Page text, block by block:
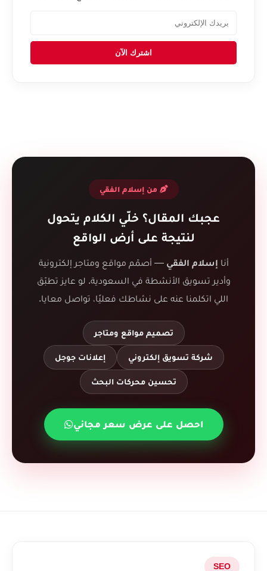
اشترك الآن
من إسلام الفقي
عجبك المقال؟ خلّي الكلام يتحول
لنتيجة على أرض الواقع
أنا إسلام الفقي — أصمّم مواقع ومتاجر إلكترونية
وأدير تسويق الأنشطة في السعودية. لو عايز تطبّق
اللي اتكلمنا عنه على نشاطك فعليًا، تواصل معايا.
تصميم مواقع ومتاجر
شركة تسويق إلكتروني إعلانات جوجل
تحسين محركات البحث
احصل على عرض سعر مجاني
SEO